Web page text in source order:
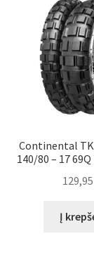
Continental
140/80 – 17
129,95
Į